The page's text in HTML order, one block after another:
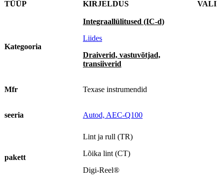
TÜÜP KIRJELDUS VALI
Kategooria
Integraallülitused (IC-d)
Liides
Draiverid, vastuvõtjad,
transiiverid
Mfr Texase instrumendid
seeria Autod, AEC-Q100
pakett
Lint ja rull (TR)
Lõika lint (CT)
Digi-Reel®